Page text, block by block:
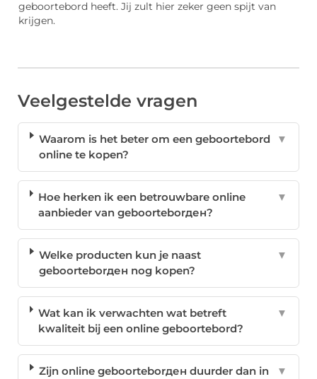
geboortebord heeft. Jij zult hier zeker geen spijt van
krijgen.
Veelgestelde vragen
Waarom is het beter om een geboortebord
online te kopen?
▼
Hoe herken ik een betrouwbare online
aanbieder van geboorteborден?
▼
Welke producten kun je naast
geboorteborден nog kopen?
▼
Wat kan ik verwachten wat betreft
kwaliteit bij een online geboortebord?
▼
Zijn online geboorteborден duurder dan in
▼